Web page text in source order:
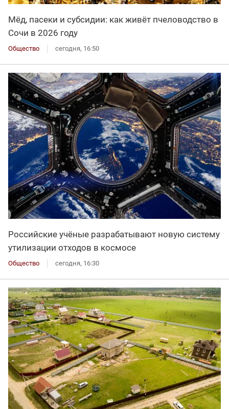
Мёд, пасеки и субсидии: как живёт пчеловодство в
Сочи в 2026 году
Общество сегодня, 16:50
Российские учёные разрабатывают новую систему
утилизации отходов в космосе
Общество сегодня, 16:30